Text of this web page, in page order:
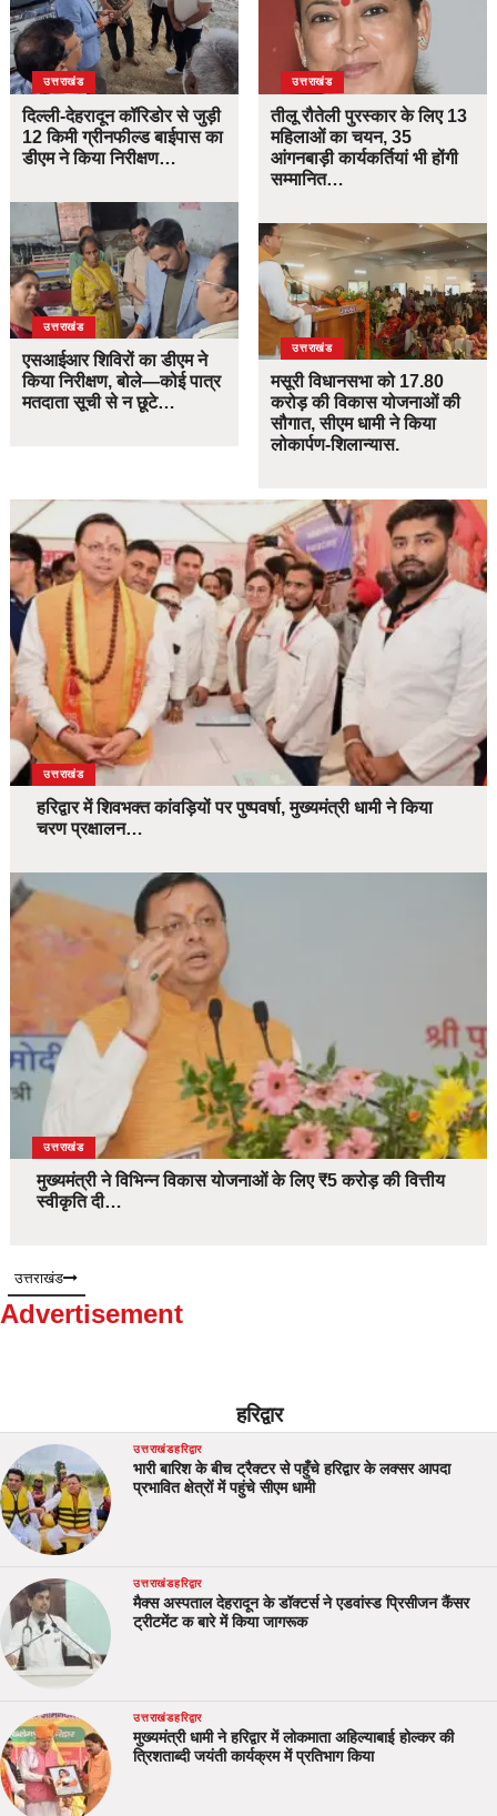
उत्तराखंड
दिल्ली-देहरादून कॉरिडोर से जुड़ी
12 किमी ग्रीनफील्ड बाईपास का
डीएम ने किया निरीक्षण…
उत्तराखंड
एसआईआर शिविरों का डीएम ने
किया निरीक्षण, बोले—कोई पात्र
मतदाता सूची से न छूटे…
उत्तराखंड
तीलू रौतेली पुरस्कार के लिए 13
महिलाओं का चयन, 35
आंगनबाड़ी कार्यकर्तियां भी होंगी
सम्मानित…
उत्तराखंड
मसूरी विधानसभा को 17.80
करोड़ की विकास योजनाओं की
सौगात, सीएम धामी ने किया
लोकार्पण-शिलान्यास.
उत्तराखंड
हरिद्वार में शिवभक्त कांवड़ियों पर पुष्पवर्षा, मुख्यमंत्री धामी ने किया
चरण प्रक्षालन…
उत्तराखंड
मुख्यमंत्री ने विभिन्न विकास योजनाओं के लिए ₹5 करोड़ की वित्तीय
स्वीकृति दी…
उत्तराखंड
Advertisement
हरिद्वार
उत्तराखंडहरिद्वार
भारी बारिश के बीच ट्रैक्टर से पहुँचे हरिद्वार के लक्सर आपदा
प्रभावित क्षेत्रों में पहुंचे सीएम धामी
उत्तराखंडहरिद्वार
मैक्स अस्पताल देहरादून के डॉक्टर्स ने एडवांस्ड प्रिसीजन कैंसर
ट्रीटमेंट क बारे में किया जागरूक
उत्तराखंडहरिद्वार
मुख्यमंत्री धामी ने हरिद्वार में लोकमाता अहिल्याबाई होल्कर की
त्रिशताब्दी जयंती कार्यक्रम में प्रतिभाग किया